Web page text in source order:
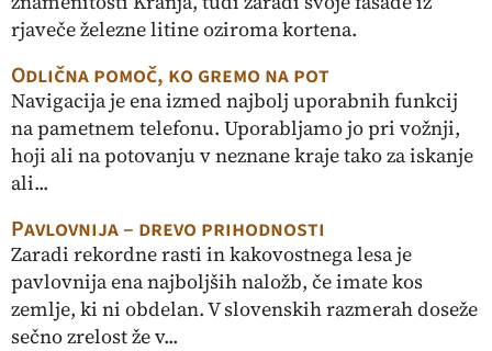
rjaveče železne litine oziroma kortena.
Odlična pomoč, ko gremo na pot
Navigacija je ena izmed najbolj uporabnih funkcij
na pametnem telefonu. Uporabljamo jo pri vožnji,
hoji ali na potovanju v neznane kraje tako za iskanje
ali...
Pavlovnija – drevo prihodnosti
Zaradi rekordne rasti in kakovostnega lesa je
pavlovnija ena najboljših naložb, če imate kos
zemlje, ki ni obdelan. V slovenskih razmerah doseže
sečno zrelost že v...